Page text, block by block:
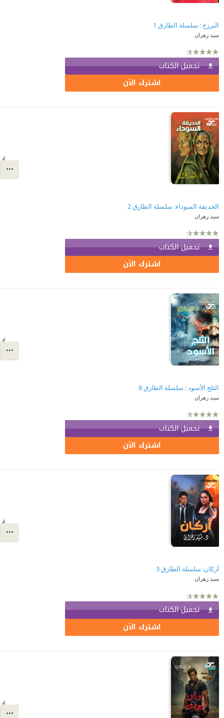
البرزخ : سلسلة الطارق 1
سيد زهران
تحميل الكتاب
اشترك الآن
الحديقة السوداء: سلسلة الطارق 2
سيد زهران
تحميل الكتاب
اشترك الآن
الثلج الأسود : سلسلة الطارق 8
سيد زهران
تحميل الكتاب
اشترك الآن
أركان: سلسلة الطارق 3
سيد زهران
تحميل الكتاب
اشترك الآن